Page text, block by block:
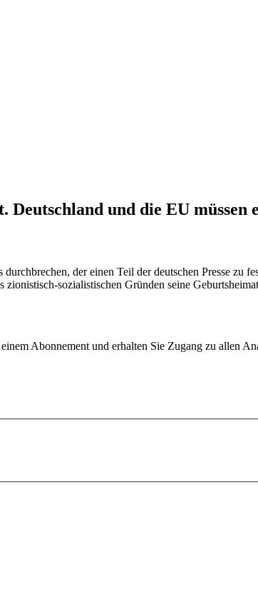
und die EU müssen
der einen Teil der deutschen Presse zu
sozialistischen Gründen seine
Abonnement und erhalten Sie Zugang zu allen